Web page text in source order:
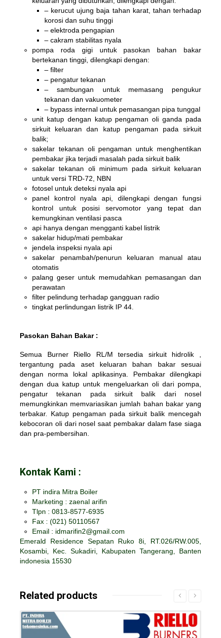
– kerucut ujung baja tahan karat, tahan terhadap
korosi dan suhu tinggi
– elektroda pengapian
– cakram stabilitas nyala
pompa roda gigi untuk pasokan bahan bakar
bertekanan tinggi, dilengkapi dengan:
– filter
– pengatur tekanan
– sambungan untuk memasang pengukur
tekanan dan vakuometer
– bypass internal untuk pemasangan pipa tunggal
unit katup dengan katup pengaman oli ganda pada
sirkuit keluaran dan katup pengaman pada sirkuit
balik;
sakelar tekanan oli pengaman untuk menghentikan
pembakar jika terjadi masalah pada sirkuit balik
sakelar tekanan oli minimum pada sirkuit keluaran
untuk versi TRD-72, NBN
fotosel untuk deteksi nyala api
panel kontrol nyala api, dilengkapi dengan fungsi
kontrol untuk posisi servomotor yang tepat dan
kemungkinan ventilasi pasca
api hanya dengan mengganti kabel listrik
sakelar hidup/mati pembakar
jendela inspeksi nyala api
sakelar penambah/penurun keluaran manual atau
otomatis
palang geser untuk memudahkan pemasangan dan
perawatan
filter pelindung terhadap gangguan radio
tingkat perlindungan listrik IP 44.
Pasokan Bahan Bakar :
Semua Burner Riello RL/M tersedia sirkuit hidrolik ,
tergantung pada aset keluaran bahan bakar sesuai
dengan norma lokal aplikasinya. Pembakar dilengkapi
dengan dua katup untuk mengeluarkan oli dari pompa,
pengatur tekanan pada sirkuit balik dari nosel
memungkinkan memvariasikan jumlah bahan bakar yang
terbakar. Katup pengaman pada sirkuit balik mencegah
kebocoran oli dari nosel saat pembakar dalam fase siaga
dan pra-pembersihan.
Kontak Kami :
PT indira Mitra Boiler
Marketing : zaenal arifin
Tlpn : 0813-8577-6935
Fax : (021) 50110567
Email : idmarifin2@gmail.com
Emerald Residence Sepatan Ruko 8i, RT.026/RW.005,
Kosambi, Kec. Sukadiri, Kabupaten Tangerang, Banten
indonesia 15530
Related products